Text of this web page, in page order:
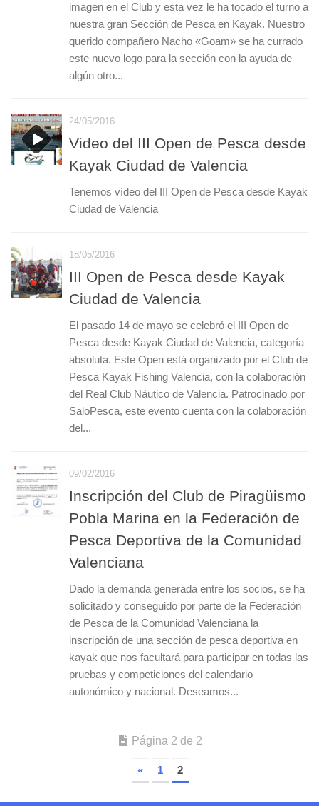
imagen en el Club y esta vez le ha tocado el turno a
nuestra gran Sección de Pesca en Kayak. Nuestro
querido compañero Nacho «Goam» se ha currado
este nuevo logo para la sección con la ayuda de
algún otro...
24/05/2016
Video del III Open de Pesca desde
Kayak Ciudad de Valencia
Tenemos vídeo del III Open de Pesca desde Kayak
Ciudad de Valencia
18/05/2016
III Open de Pesca desde Kayak
Ciudad de Valencia
El pasado 14 de mayo se celebró el III Open de
Pesca desde Kayak Ciudad de Valencia, categoría
absoluta. Este Open está organizado por el Club de
Pesca Kayak Fishing Valencia, con la colaboración
del Real Club Náutico de Valencia. Patrocinado por
SaloPesca, este evento cuenta con la colaboración
del...
09/02/2016
Inscripción del Club de Piragüismo
Pobla Marina en la Federación de
Pesca Deportiva de la Comunidad
Valenciana
Dado la demanda generada entre los socios, se ha
solicitado y conseguido por parte de la Federación
de Pesca de la Comunidad Valenciana la
inscripción de una sección de pesca deportiva en
kayak que nos facultará para participar en todas las
pruebas y competiciones del calendario
autonómico y nacional. Deseamos...
Página 2 de 2
« 1 2